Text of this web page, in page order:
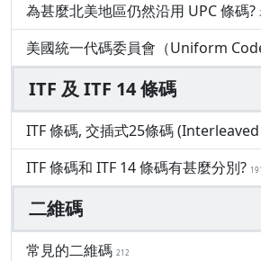
為甚麼北美地區仍然沿用 UPC 條碼?
美國統一代碼委員會（Uniform
ITF 及 ITF 14 條碼
ITF 條碼, 交插式25條碼
ITF 條碼和 ITF 14 條碼有甚麼分別? 191
二維碼
常見的二維碼 212